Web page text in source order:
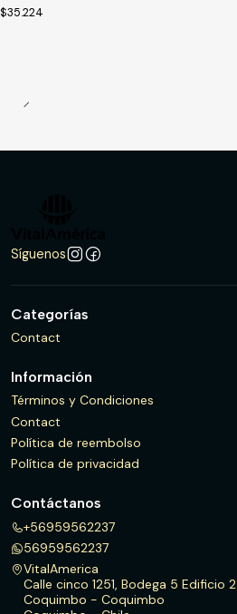
$35.224
Síguenos
Categorías
Contact
Información
Términos y Condiciones
Contact
Política de reembolso
Política de privacidad
Contáctanos
+56959562237
56959562237
VitalAmerica
Calle cinco 1251, Bodega 5 Edificio 2
Coquimbo - Coquimbo